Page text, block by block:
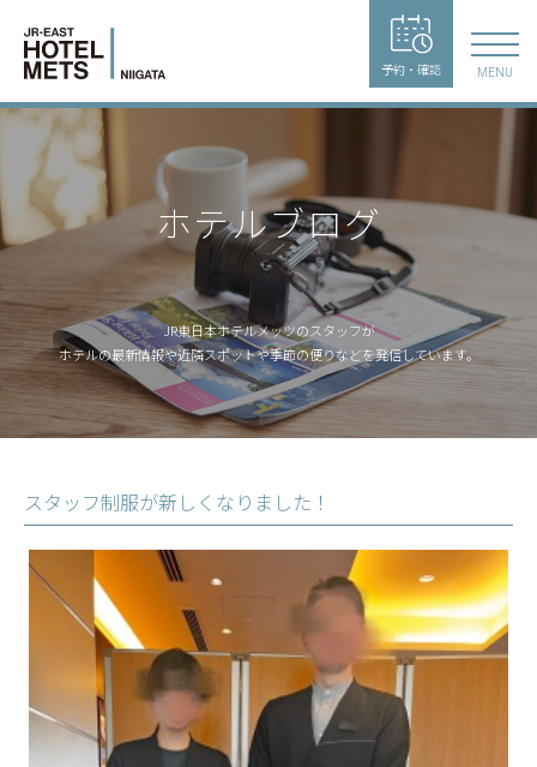
予約・確認 MENU
ホテルブログ
JR東日本ホテルメッツのスタッフが
ホテルの最新情報や近隣スポットや季節の便りなどを発信しています。
スタッフ制服が新しくなりました！